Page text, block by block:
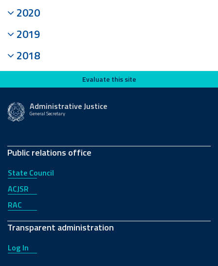
2020
2019
2018
Evaluate this siteEvaluate this site
Administrative Justice
General Secretary
Public relations office
State Council
ACJSR
RAC
Transparent administration
Log In